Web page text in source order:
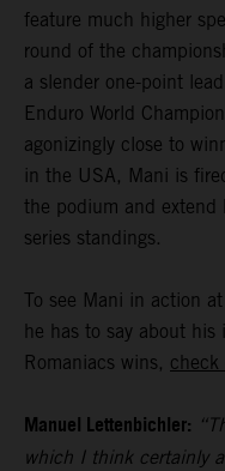
feature much higher
round of the
a slender one-point
Enduro World
agonizingly close to
in the USA, Mani is
the podium and extend
series standings.
To see Mani in action
he has to say about
Romaniacs wins, check
Manuel Lettenbichler:
which I think certainly